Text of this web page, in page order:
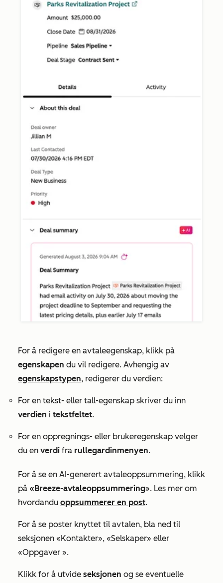
For å redigere en avtaleegenskap, klikk på
egenskapen du vil redigere. Avhengig av
egenskapstypen, redigerer du verdien:
For en tekst- eller tall-egenskap skriver du inn
verdien i tekstfeltet.
For en oppregnings- eller brukeregenskap velger
du en verdi fra rullegardinmenyen.
For å se en AI-generert avtaleoppsummering, klikk
på «Breeze-avtaleoppsummering». Les mer om
hvordandu oppsummerer en post.
For å se poster knyttet til avtalen, bla ned til
seksjonen «Kontakter», «Selskaper» eller
«Oppgaver ».
Klikk for å utvide seksjonen og se eventuelle